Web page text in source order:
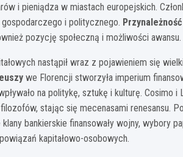
i pieniądza w miastach europejskich.
i politycznego.
pozycję społeczną i możliwości awansu.
nastąpił wraz z pojawieniem się
we Florencji stworzyła imperium
na politykę, sztukę i kulturę.
stając się mecenasami renesansu.
bankierskie finansowały wojny, wybory
kapitałowo-osobowych.